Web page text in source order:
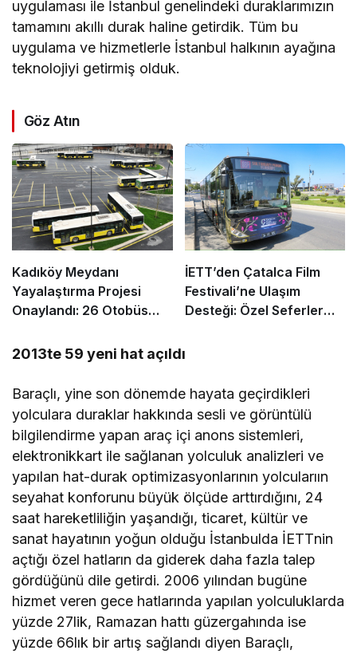
uygulaması ile İstanbul genelindeki duraklarımızın
tamamını akıllı durak haline getirdik. Tüm bu
uygulama ve hizmetlerle İstanbul halkının ayağına
teknolojiyi getirmiş olduk.
Göz Atın
Kadıköy Meydanı
Yayalaştırma Projesi
Onaylandı: 26 Otobüs
Hat Kaldırılıyor
İETT’den Çatalca Film
Festivali’ne Ulaşım
Desteği: Özel Seferler
2013te 59 yeni hat açıldı
Baraçlı, yine son dönemde hayata geçirdikleri
yolculara duraklar hakkında sesli ve görüntülü
bilgilendirme yapan araç içi anons sistemleri,
elektronikkart ile sağlanan yolculuk analizleri ve
yapılan hat-durak optimizasyonlarının yolcularıın
seyahat konforunu büyük ölçüde arttırdığını, 24
saat hareketliliğin yaşandığı, ticaret, kültür ve
sanat hayatının yoğun olduğu İstanbulda İETTnin
açtığı özel hatların da giderek daha fazla talep
gördüğünü dile getirdi. 2006 yılından bugüne
hizmet veren gece hatlarında yapılan yolculuklarda
yüzde 27lik, Ramazan hattı güzergahında ise
yüzde 66lık bir artış sağlandı diyen Baraçlı,